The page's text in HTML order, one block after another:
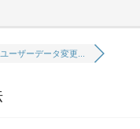
ーザーデータ変更...